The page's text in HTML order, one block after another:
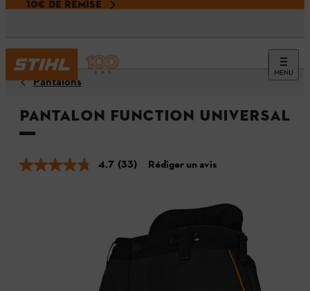
10€ DE REMISE
MENU
Pantalons
Pantalon FUNCTION Universal
4.7 (33) Rédiger un avis